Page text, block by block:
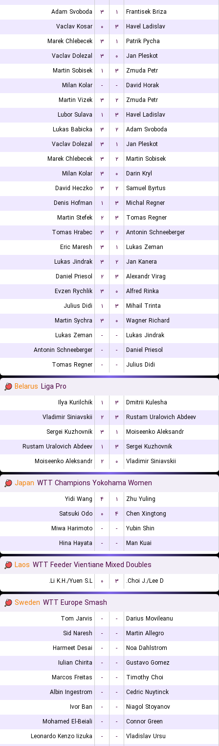
Adam Svoboda
۳ ۱
Frantisek Briza
Vaclav Kosar
۰ ۳
Havel Ladislav
Marek Chlebecek
۳ ۱
Patrik Pycha
Vaclav Dolezal
۳ ۰
Jan Pleskot
Martin Sobisek
۱ ۳
Zmuda Petr
Milan Kolar
- -
David Horak
Martin Vizek
۳ ۲
Zmuda Petr
Lubor Sulava
۱ ۳
Havel Ladislav
Lukas Babicka
۳ ۲
Adam Svoboda
Vaclav Dolezal
۳ ۱
Jan Pleskot
Marek Chlebecek
۳ ۲
Martin Sobisek
Milan Kolar
۳ ۰
Darin Kryl
David Heczko
۳ ۲
Samuel Byrtus
Denis Hofman
۱ ۳
Michal Regner
Martin Stefek
۲ ۳
Tomas Regner
Tomas Hrabec
۳ ۲
Antonin Schneeberger
Eric Maresh
۳ ۱
Lukas Zeman
Lukas Jindrak
۳ ۲
Jan Kanera
Daniel Priesol
۲ ۳
Alexandr Virag
Evzen Rychlik
۳ ۰
Alfred Rinka
Julius Didi
۱ ۳
Mihail Trinta
Martin Sychra
۳ ۰
Wagner Richard
Lukas Zeman
- -
Lukas Jindrak
Antonin Schneeberger
- -
Daniel Priesol
Tomas Regner
- - Julius Didi
Belarus Liga Pro
Ilya Kurilchik ۱ ۳
Dmitrii Kulesha
Vladimir Siniavskii
۲ ۳
Rustam Uralovich Abdeev
Sergei Kuzhovnik
۳ ۱
Moiseenko Aleksandr
Rustam Uralovich Abdeev
۱ ۳
Sergei Kuzhovnik
Moiseenko Aleksandr
۲ ۰ Vladimir Siniavskii
Japan WTT Champions Yokohama Women
Yidi Wang ۴ ۱
Zhu Yuling
Satsuki Odo
۰ ۴
Chen Xingtong
Miwa Harimoto
- -
Yubin Shin
Hina Hayata
- - Man Kuai
Laos WTT Feeder Vientiane Mixed Doubles
Li K.H./Yuen S.L. ۰ ۳ Choi J./Lee D.
Sweden WTT Europe Smash
Tom Jarvis - -
Darius Movileanu
Sid Naresh
- -
Martin Allegro
Harmeet Desai
- -
Noa Dahlstrom
Iulian Chirita
- -
Gustavo Gomez
Marcos Freitas
- -
Timothy Choi
Albin Ingestrom
- -
Cedric Nuytinck
Ivor Ban
- -
Niagol Stoyanov
Mohamed El-Beiali
- -
Connor Green
Leonardo Kenzo Iizuka
- -
Vladislav Ursu